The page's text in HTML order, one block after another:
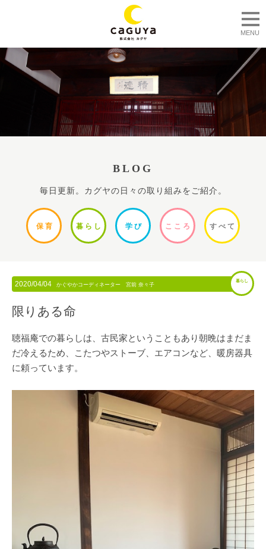
MENU
BLOG
毎日更新。カグヤの日々の取り組みをご紹介。
保 育 暮ら し 学 び ここ ろ すべて
2020/04/04 かぐやかコーディネーター 宮前 奈々子
暮らし
限りある命
聴福庵での暮らしは、古民家ということもあり朝晩はまだま
だ冷えるため、こたつやストーブ、エアコンなど、暖房器具
に頼っています。